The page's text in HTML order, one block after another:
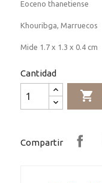
Eoceno thanetiense
Khouribga, Marruecos
Mide 1.7 x 1.3 x 0.4 cm
Cantidad

Compartir